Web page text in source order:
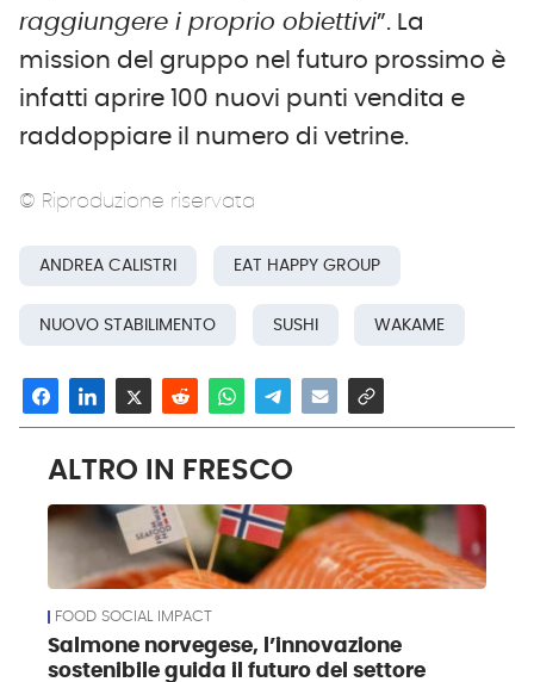
raggiungere i proprio obiettivi”. La
mission del gruppo nel futuro prossimo è
infatti aprire 100 nuovi punti vendita e
raddoppiare il numero di vetrine.
© Riproduzione riservata
ANDREA CALISTRI EAT HAPPY GROUP
NUOVO STABILIMENTO SUSHI WAKAME
ALTRO IN FRESCO
FOOD SOCIAL IMPACT
Salmone norvegese, l’innovazione
sostenibile guida il futuro del settore